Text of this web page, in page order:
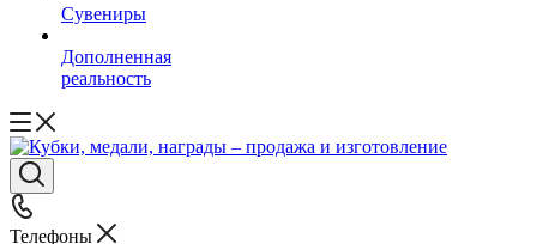
Сувениры
Дополненная
реальность
Телефоны